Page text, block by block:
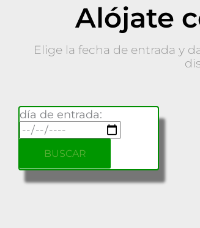
Alójate
Elige la fecha de entrada y
día de entrada: